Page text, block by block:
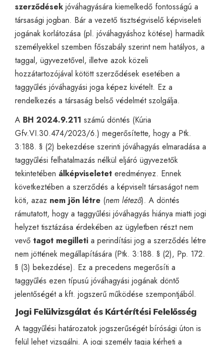
szerződések jóváhagyására kiemelkedő fontosságú a
társasági jogban. Bár a vezető tisztségviselő képviseleti
jogának korlátozása (pl. jóváhagyáshoz kötése) harmadik
személyekkel szemben főszabály szerint nem hatályos, a
taggal, ügyvezetővel, illetve azok közeli
hozzátartozójával kötött szerződések esetében a
taggyűlés jóváhagyási joga képez kivételt. Ez a
rendelkezés a társaság belső védelmét szolgálja.
A BH 2024.9.211 számú döntés (Kúria
Gfv.VI.30.474/2023/6.) megerősítette, hogy a Ptk.
3:188. § (2) bekezdése szerinti jóváhagyás elmaradása a
taggyűlési felhatalmazás nélkül eljáró ügyvezetők
tekintetében álképviseletet eredményez. Ennek
következtében a szerződés a képviselt társaságot nem
köti, azaz nem jön létre (nem létező). A döntés
rámutatott, hogy a taggyűlési jóváhagyás hiánya miatti jogi
helyzet tisztázása érdekében az ügyletben részt nem
vevő tagot megilleti a perindítási jog a szerződés létre
nem jöttének megállapítására (Ptk. 3:188. § (2), Pp. 172.
§ (3) bekezdése). Ez a precedens megerősíti a
taggyűlés ezen típusú jóváhagyási jogának döntő
jelentőségét a kft. jogszerű működése szempontjából.
Jogi Felülvizsgálat és Kártérítési Felelősség
A taggyűlési határozatok jogszerűségét bírósági úton is
felül lehet vizsgálni. A jogi személy tagja kérheti a